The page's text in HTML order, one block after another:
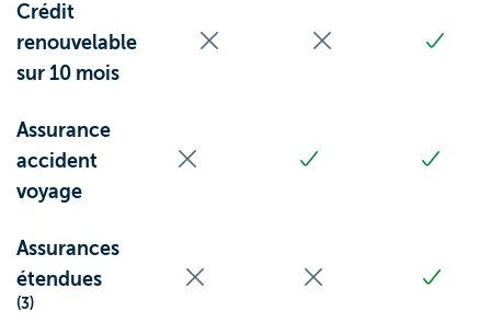
Crédit
renouvelable
sur 10 mois
Assurance
accident
voyage
Assurances
étendues
(3)